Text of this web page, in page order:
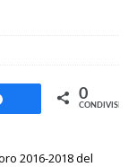
0
CONDIVISIONI
2016-2018 del